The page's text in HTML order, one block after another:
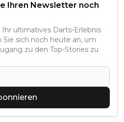
Ihren Newsletter noch
Ihr ultimatives Darts-Erlebnis
Sie sich noch heute an, um
zu den Top-Stories zu